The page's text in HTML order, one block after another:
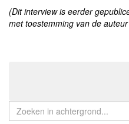
(Dit interview is eerder
met toestemming van de